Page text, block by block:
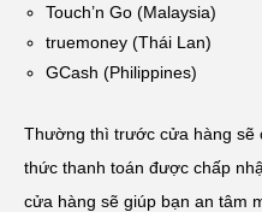
Touch’n Go (Malaysia)
truemoney (Thái Lan)
GCash (Philippines)
Thường thì trước cửa hàng sẽ
thức thanh toán được chấp
cửa hàng sẽ giúp bạn an tâm